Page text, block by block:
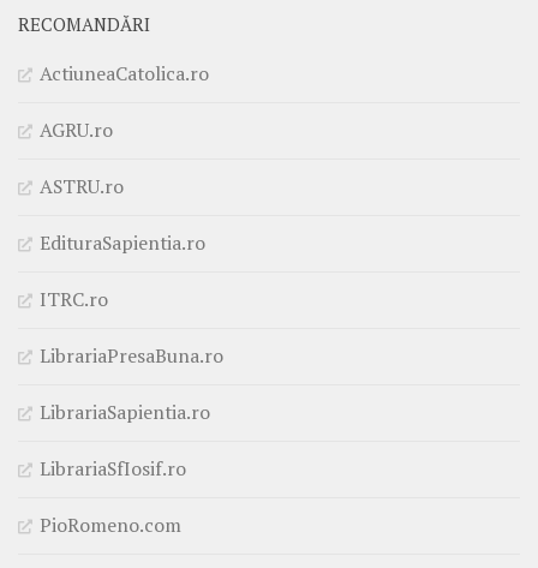
RECOMANDĂRI
ActiuneaCatolica.ro
AGRU.ro
ASTRU.ro
EdituraSapientia.ro
ITRC.ro
LibrariaPresaBuna.ro
LibrariaSapientia.ro
LibrariaSfIosif.ro
PioRomeno.com